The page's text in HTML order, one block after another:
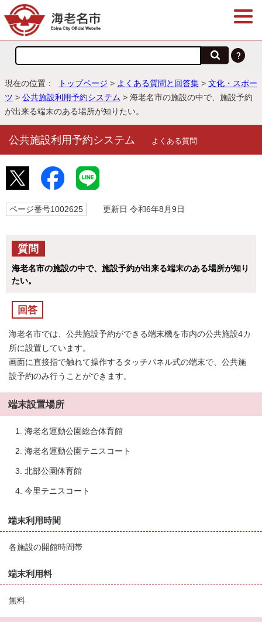
現在の位置： トップページ > よくある質問と回答集 > 文化・スポー
ツ > 公共施設利用予約システム > 海老名市の施設の中で、施設予約
が出来る端末のある場所が知りたい。
公共施設利用予約システム よくある質問
ページ番号1002625 更新日 令和6年8月9日
質問
海老名市の施設の中で、施設予約が出来る端末のある場所が知り
たい。
回答
海老名市では、公共施設予約ができる端末機を市内の公共施設4カ
所に設置しています。
画面に直接指で触れて操作するタッチパネル式の端末で、公共施
設予約のみ行うことができます。
端末設置場所
海老名運動公園総合体育館
海老名運動公園テニスコート
北部公園体育館
今里テニスコート
端末利用時間
各施設の開館時間帯
端末利用料
無料